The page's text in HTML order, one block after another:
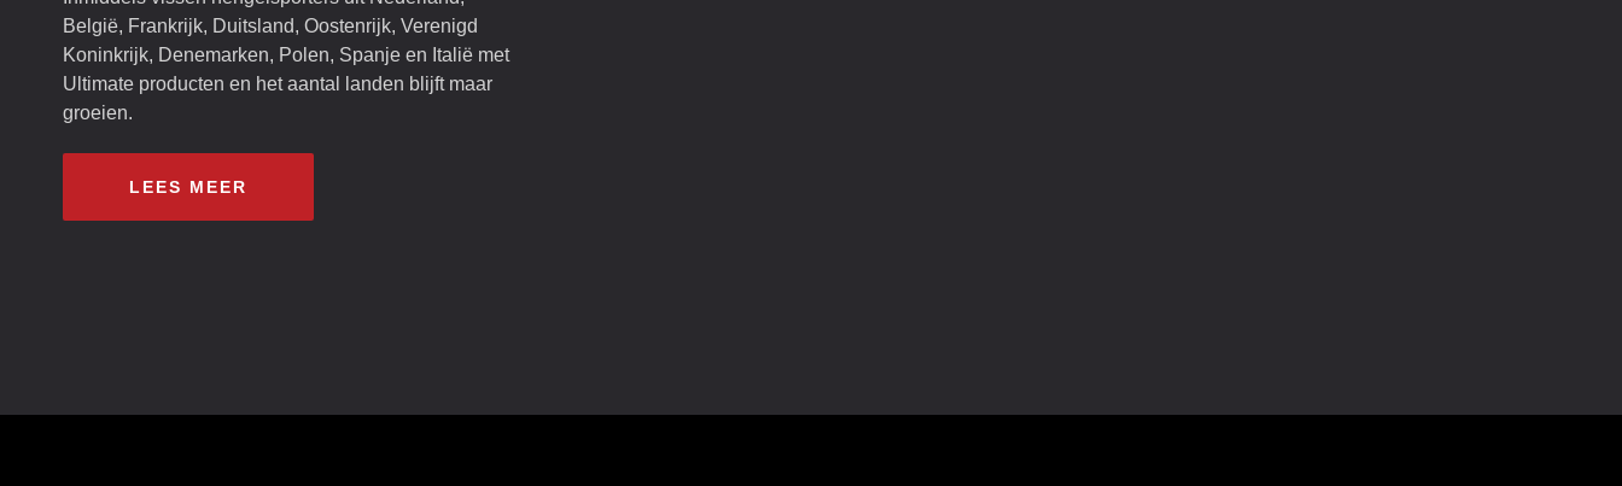
België, Frankrijk, Duitsland, Oostenrijk, Verenigd
Koninkrijk, Denemarken, Polen, Spanje en Italië met
Ultimate producten en het aantal landen blijft maar
groeien.
LEES MEER